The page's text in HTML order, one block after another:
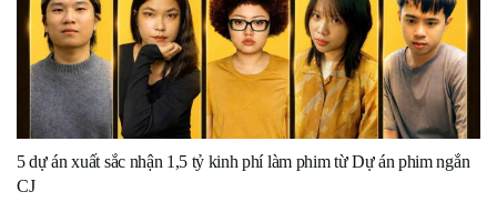
5 dự án xuất sắc nhận 1,5 tỷ kinh phí làm phim từ Dự án phim ngắn
CJ